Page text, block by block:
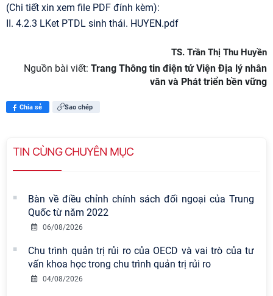
(Chi tiết xin xem file PDF đính kèm):
II. 4.2.3 LKet PTDL sinh thái. HUYEN.pdf
TS. Trần Thị Thu Huyền
Nguồn bài viết: Trang Thông tin điện tử Viện Địa lý nhân
văn và Phát triển bền vững
Chia sẻ Sao chép
TIN CÙNG CHUYÊN MỤC
Bàn về điều chỉnh chính sách đối ngoại của Trung
Quốc từ năm 2022
06/08/2026
Chu trình quản trị rủi ro của OECD và vai trò của tư
vấn khoa học trong chu trình quản trị rủi ro
04/08/2026